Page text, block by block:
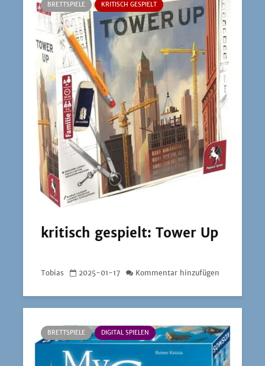
BRETTSPIELE KRITISCH GESPIELT
kritisch gespielt: Tower Up
Tobias 2025-01-17 Kommentar hinzufügen
BRETTSPIELE DIGITAL SPIELEN